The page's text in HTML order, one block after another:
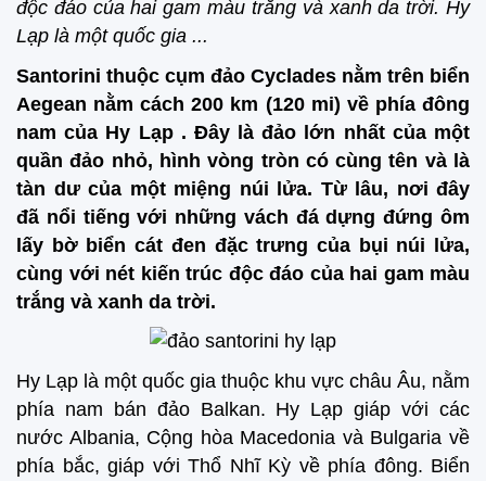
độc đáo của hai gam màu trắng và xanh da trời. Hy
Lạp là một quốc gia ...
Santorini thuộc cụm đảo Cyclades nằm trên biển
Aegean nằm cách 200 km (120 mi) về phía đông
nam của Hy Lạp . Đây là đảo lớn nhất của một
quần đảo nhỏ, hình vòng tròn có cùng tên và là
tàn dư của một miệng núi lửa. Từ lâu, nơi đây
đã nổi tiếng với những vách đá dựng đứng ôm
lấy bờ biển cát đen đặc trưng của bụi núi lửa,
cùng với nét kiến trúc độc đáo của hai gam màu
trắng và xanh da trời.
Hy Lạp là một quốc gia thuộc khu vực châu Âu, nằm
phía nam bán đảo Balkan. Hy Lạp giáp với các
nước Albania, Cộng hòa Macedonia và Bulgaria về
phía bắc, giáp với Thổ Nhĩ Kỳ về phía đông. Biển